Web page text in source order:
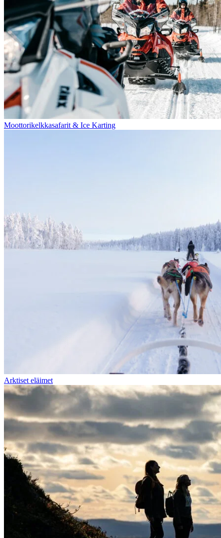
Moottorikelkkasafarit & Ice Karting
Arktiset eläimet